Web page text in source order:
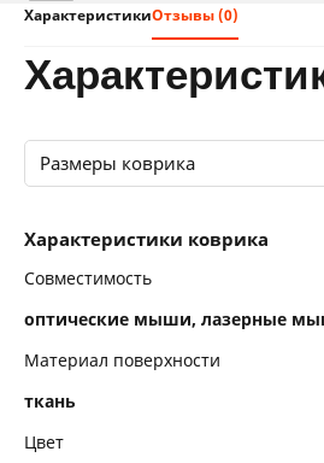
ХарактеристикиОтзывы (0)
Размеры коврика
Размеры коврика
Характеристики коврика
Совместимость
оптические мыши, лазерные
Материал поверхности
ткань
Цвет